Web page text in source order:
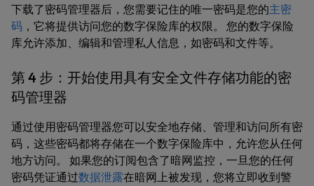
下载了密码管理器后，您需要记住的唯一密码是您的主密
码 ，它将提供访问您的数字保险库的权限。 您的数字保险
库允许添加、编辑和管理私人信息，如密码和文件等。
第 4 步：开始使用具有安全文件存储功能的密
码管理器
通过使用密码管理器您可以安全地存储、管理和访问所有密
码，这些密码都将存储在一个数字保险库中，允许您从任何
地方访问。 如果您的订阅包含了暗网监控，一旦您的任何
密码凭证通过数据泄露在暗网上被发现，您将立即收到警